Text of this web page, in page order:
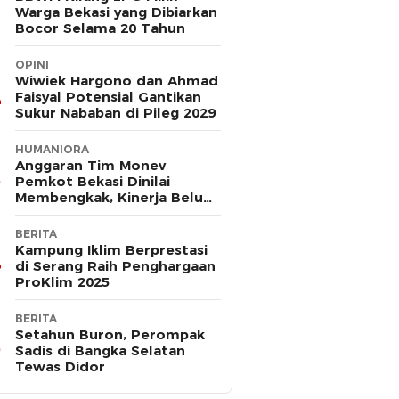
Warga Bekasi yang Dibiarkan
Bocor Selama 20 Tahun
OPINI
Wiwiek Hargono dan Ahmad
Faisyal Potensial Gantikan
Sukur Nababan di Pileg 2029
HUMANIORA
Anggaran Tim Monev
Pemkot Bekasi Dinilai
Membengkak, Kinerja Belum
Terbukti Efektif
BERITA
Kampung Iklim Berprestasi
di Serang Raih Penghargaan
ProKlim 2025
BERITA
Setahun Buron, Perompak
Sadis di Bangka Selatan
Tewas Didor